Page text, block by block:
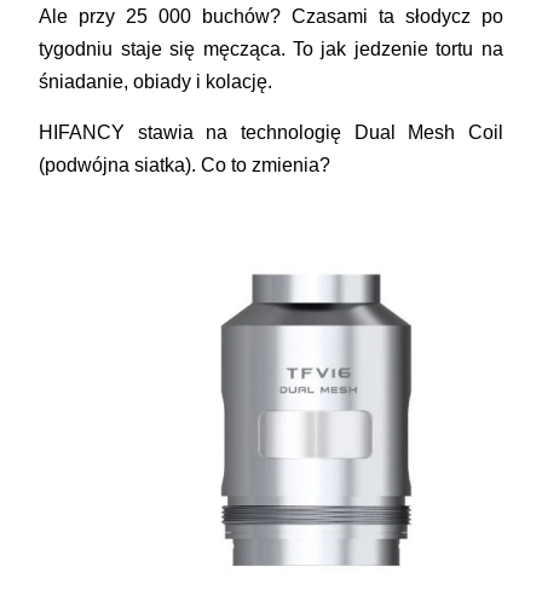
Ale przy 25 000 buchów? Czasami ta słodycz po
tygodniu staje się męcząca. To jak jedzenie tortu na
śniadanie, obiady i kolację.
HIFANCY stawia na technologię
Dual Mesh Coil
(podwójna siatka). Co to zmienia?